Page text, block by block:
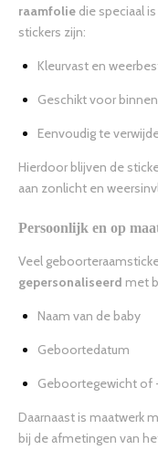
raamfolie die speciaal
stickers zijn:
Kleurvast en
Geschikt voor
Eenvoudig te
Hierdoor blijven de
aan zonlicht en
Persoonlijk en op
Veel
gepersonaliseerd met
Naam van de baby
Geboortedatum
Geboortegewicht of
Daarnaast is maatwerk
bij de afmetingen van